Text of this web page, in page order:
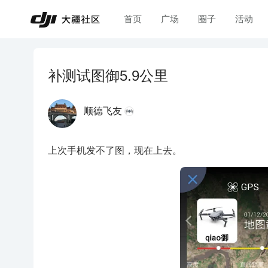
首页 广场 圈子 活动
补测试图御5.9公里
顺德飞友
上次手机发不了图，现在上去。